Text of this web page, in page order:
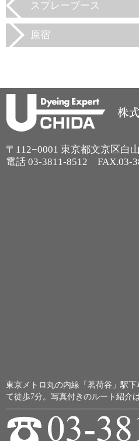
スプレーブース
原宿
〒112−0001 東京都文京区白
電話 03-3811-8512 FAX.03-
東京メトロ丸の内線「茗荷谷」駅
て徒歩7分。 写真付きのルート紹介